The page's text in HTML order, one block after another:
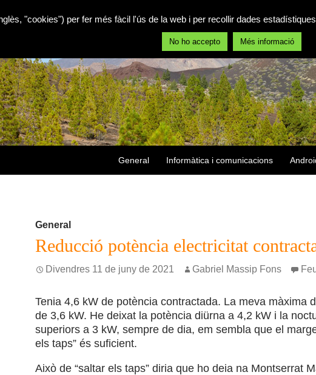
General
Informàtica i comunicacions
General
Reducció potència electricitat
Divendres 11 de juny de 2021 Gabriel Massip Fons
Tenia 4,6 kW de potència contractada. La meva màxima
de 3,6 kW. He deixat la potència diürna a 4,2 kW i la
superiors a 3 kW, sempre de dia, em sembla que el
els taps” és suficient.
Això de “saltar els taps” diria que ho deia na Montserrat
"cookies") per fer més fàcil l'ús de la web i per recollir dades
No ho accepto Més informació